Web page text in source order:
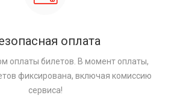
оплата
оплаты билетов. В момент оплаты,
фиксирована, включая комиссию
сервиса!